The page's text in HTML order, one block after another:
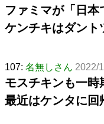
ファミマが「日
ケンチキはダント
107: 名無しさん 2022/
モスチキンも一時
最近はケンタに回